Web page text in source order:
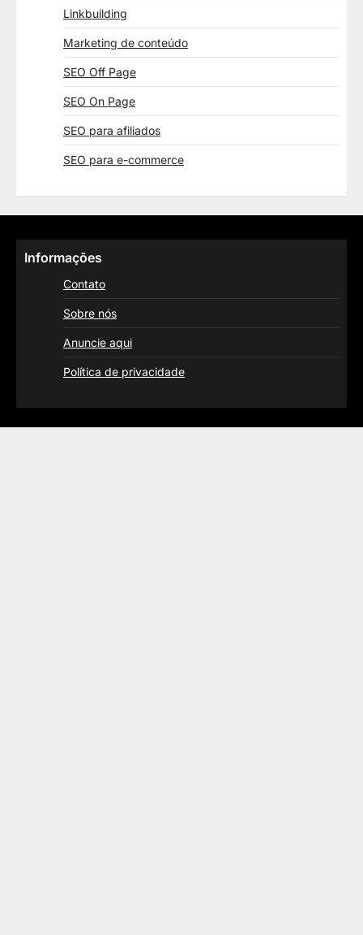
Linkbuilding
Marketing de conteúdo
SEO Off Page
SEO On Page
SEO para afiliados
SEO para e-commerce
Informações
Contato
Sobre nós
Anuncie aqui
Política de privacidade